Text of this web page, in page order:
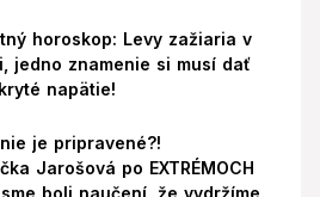
horoskop: Levy zažiaria v
jedno znamenie si musí dať
napätie!
je pripravené?!
Jarošová po EXTRÉMOCH
boli naučení, že vydržíme